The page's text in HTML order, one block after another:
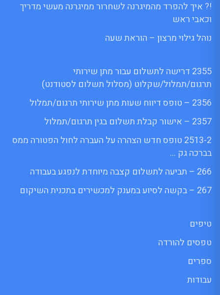
!? איך להפרד מהמיגרנה לשחרור ממיגרנה מעשי מדריך
וכאבי ראש
נוהל גילוי מרצון – הוראת שעה
2355 דרישה לתשלום עבור מתן שירותי
תרגום/תמלול/שקלוט (מסלול תשלום לסטודנט)
2356 – טופס דיווח שעות מתן שירותי תרגום/תמלול
2357 – אישור קבלת תשלום בגין תרגום/תמלול
2513-2 טופס חדש הצהרה על העברה לחול הפטורה ממס
בברכה גק …
266 – תביעה לתשלום קצבה מיוחדת לנפגע בעבודה
267 – בקשה לסיוע במענק למכשירים בתכנית השיקום
טיפים
טפסים להורדה
ספרים
עבודות